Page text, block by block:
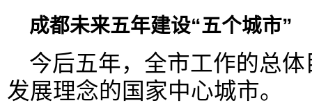
成都未来五年建设“五个城市”
今后五年，全市工作的总
发展理念的国家中心城市。